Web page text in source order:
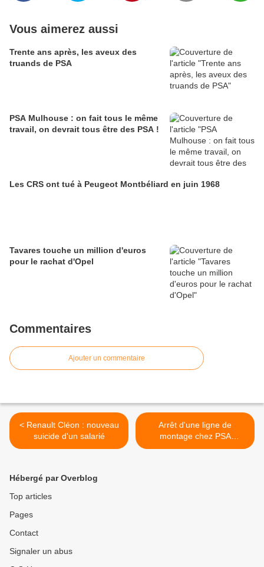
Vous aimerez aussi
Trente ans après, les aveux des
truands de PSA
PSA Mulhouse : on fait tous le même
travail, on devrait tous être des PSA !
Les CRS ont tué à Peugeot Montbéliard en juin 1968
Tavares touche un million d'euros
pour le rachat d'Opel
Commentaires
Ajouter un commentaire
< Renault Cléon : nouveau
suicide d'un salarié
Arrêt d'une ligne de
montage chez PSA
Mulhouse >
Hébergé par Overblog
Top articles
Pages
Contact
Signaler un abus